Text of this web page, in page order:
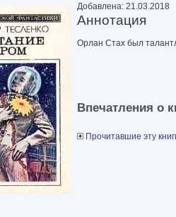
Добавлена: 21.03.2018
Аннотация
Орлан Стах был
Впечатления о
Прочитавшие эту